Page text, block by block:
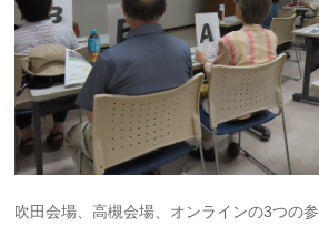
吹田会場、高槻会場、オンラインの3つの